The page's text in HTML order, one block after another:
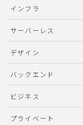
インフラ
サーバーレス
デザイン
バックエンド
ビジネス
プライベート